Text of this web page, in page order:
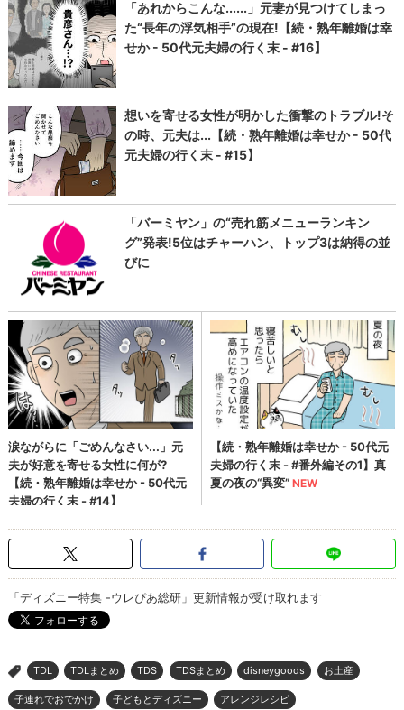
「ディズニー特集 -ウレぴあ総研」更新情報が受け取れます
> TDL TDLまとめ TDS TDSまとめ disneygoods お土産
子連れでおでかけ 子どもとディズニー アレンジレシピ